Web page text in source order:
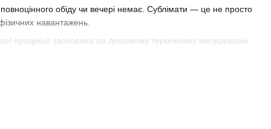
обіду чи вечері немає. Сублімати — це не просто
навантажень.
продукції заснована на дешевому термічному висушуванні